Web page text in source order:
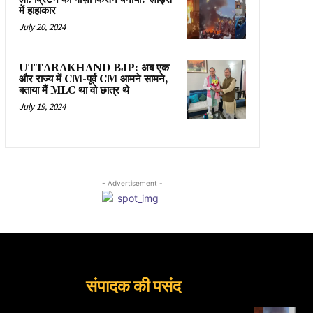
में हाहाकार
July 20, 2024
UTTARAKHAND BJP: अब एक
और राज्य में CM-पूर्व CM आमने सामने,
बताया मैं MLC था वो छात्र थे
July 19, 2024
- Advertisement -
संपादक की पसंद